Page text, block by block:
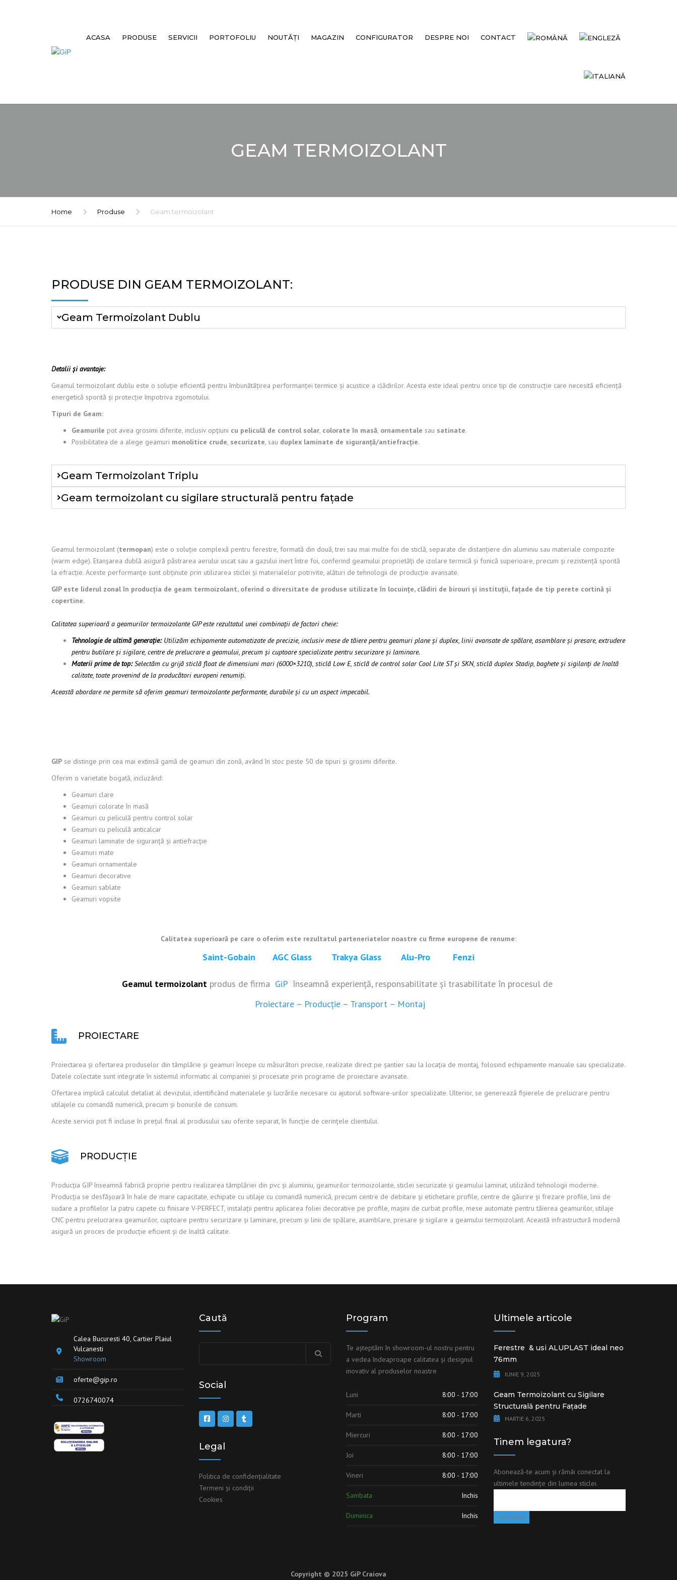
ACASA PRODUSE SERVICII PORTOFOLIU NOUTĂȚI MAGAZIN CONFIGURATOR DESPRE NOI CONTACT
GEAM TERMOIZOLANT
Home Produse Geam termoizolant
PRODUSE DIN GEAM TERMOIZOLANT:
Geam Termoizolant Dublu
Detalii și avantaje:
Geamul termoizolant dublu este o soluție eficientă pentru îmbunătățirea performanței termice și acustice a clădirilor. Acesta este ideal pentru orice tip de construcție care necesită eficiență
energetică sporită și protecție împotriva zgomotului.
Tipuri de Geam:
Geamurile pot avea grosimi diferite, inclusiv opțiuni cu peliculă de control solar colorate în masă ornamentale sau satinate.
Posibilitatea de a alege geamuri monolitice crude securizate , sau duplex laminate de siguranță/antiefracție.
Geam Termoizolant Triplu
Geam termoizolant cu sigilare structurală pentru fațade
Geamul termoizolant (termopan) este o soluție complexă pentru ferestre, formată din două, trei sau mai multe foi de sticlă, separate de distanțiere din aluminiu sau materiale compozite
(warm edge). Etanșarea dublă asigură păstrarea aerului uscat sau a gazului inert între foi, conferind geamului proprietăți de izolare termică și fonică superioare, precum și rezistență sporită
la efracție. Aceste performanțe sunt obținute prin utilizarea sticlei și materialelor potrivite, alături de tehnologii de producție avansate.
GIP este liderul zonal în producția de geam termoizolant, oferind o diversitate de produse utilizate în locuințe, clădiri de birouri și instituții, fațade de tip perete cortină și
copertine.
Calitatea superioară a geamurilor termoizolante GIP este rezultatul unei combinații de factori cheie:
Tehnologie de ultimă generație:Utilizăm echipamente automatizate de precizie, inclusiv mese de tăiere pentru geamuri plane și duplex, linii avansate de spălare, asamblare și presare, extrudere
pentru butilare și sigilare, centre de prelucrare a geamului, precum și cuptoare specializate pentru securizare și laminare.
Materii prime de top:Selectăm cu grijă sticlă float de dimensiuni mari (6000×3210), sticlă Low E, sticlă de control solar Cool Lite ST și SKN, sticlă duplex Stadip, baghete și sigilanți de înaltă
calitate, toate provenind de la producători europeni renumiți.
Această abordare ne permite să oferim geamuri termoizolante performante, durabile și cu un aspect impecabil.
GIP se distinge prin cea mai extinsă gamă de geamuri din zonă, având în stoc peste 50 de tipuri și grosimi diferite.
Oferim o varietate bogată, incluzând:
Geamuri clare
Geamuri colorate în masă
Geamuri cu peliculă pentru control solar
Geamuri cu peliculă anticalcar
Geamuri laminate de siguranță și antiefracție
Geamuri mate
Geamuri ornamentale
Geamuri decorative
Geamuri sablate
Geamuri vopsite
Calitatea superioară pe care o oferim este rezultatul parteneriatelor noastre cu firme europene de renume:
Saint-Gobain AGC Glass Trakya Glass Alu-Pro Fenzi
Geamul termoizolant produs de firma GiP înseamnă experiență, responsabilitate și trasabilitate în procesul de
Proiectare– Producție– Transport – Montaj
PROIECTARE
Proiectarea și ofertarea produselor din tâmplărie și geamuri începe cu măsurători precise, realizate direct pe șantier sau la locația de montaj, folosind echipamente manuale sau specializate.
Datele colectate sunt integrate în sistemul informatic al companiei și procesate prin programe de proiectare avansate.
Ofertarea implică calculul detaliat al devizului, identificând materialele și lucrările necesare cu ajutorul software-urilor specializate. Ulterior, se generează fișierele de prelucrare pentru
utilajele cu comandă numerică, precum și bonurile de consum.
Aceste servicii pot fi incluse în prețul final al produsului sau oferite separat, în funcție de cerințele clientului.
PRODUCȚIE
Producția GIP înseamnă fabrică proprie pentru realizarea tâmplăriei din pvc și aluminiu, geamurilor termoizolante, sticlei securizate și geamului laminat, utilizând tehnologii moderne.
Producția se desfășoară în hale de mare capacitate, echipate cu utilaje cu comandă numerică, precum centre de debitare și etichetare profile, centre de găurire și frezare profile, linii de
sudare a profilelor la patru capete cu finisare V-PERFECT, instalații pentru aplicarea foliei decorative pe profile, mașini de curbat profile, mese automate pentru tăierea geamurilor, utilaje
CNC pentru prelucrarea geamurilor, cuptoare pentru securizare și laminare, precum și linii de spălare, asamblare, presare și sigilare a geamului termoizolant. Această infrastructură modernă
asigură un proces de producție eficient și de înaltă calitate.
Calea Bucuresti 40, Cartier Plaiul
Vulcanesti
Showroom
oferte@gip.ro
0726740074
Caută
Social
Legal
Politica de confidențialitate
Termeni şi condiţii
Cookies
Program
Te așteptăm în showroom-ul nostru pentru
a vedea îndeaproape calitatea și designul
inovativ al produselor noastre
Luni 8:00 - 17:00
Marti 8:00 - 17:00
Miercuri 8:00 - 17:00
Joi 8:00 - 17:00
Vineri 8:00 - 17:00
Sambata Inchis
Duminica Inchis
Ultimele articole
Ferestre & usi ALUPLAST ideal neo
76mm
IUNIE 9, 2025
Geam Termoizolant cu Sigilare
Structurală pentru Fațade
MARTIE 6, 2025
Tinem legatura?
Abonează-te acum și rămâi conectat la
ultimele tendințe din lumea sticlei.
Copyright © 2025 GiP Craiova